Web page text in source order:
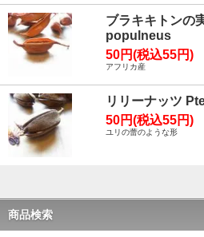
ブラキキトンの
populneus
50円(税込55円)
アフリカ産
リリーナッツ
50円(税込55円)
ユリの蕾のような形
商品検索